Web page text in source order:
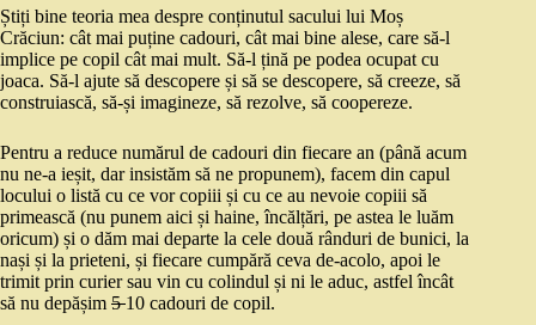
Știți bine teoria mea despre conținutul sacului lui Moș
Crăciun: cât mai puține cadouri, cât mai bine alese, care să-l
implice pe copil cât mai mult. Să-l țină pe podea ocupat cu
joaca. Să-l ajute să descopere și să se descopere, să creeze, să
construiască, să-și imagineze, să rezolve, să coopereze.
Pentru a reduce numărul de cadouri din fiecare an (până acum
nu ne-a ieșit, dar insistăm să ne propunem), facem din capul
locului o listă cu ce vor copiii și cu ce au nevoie copiii să
primească (nu punem aici și haine, încălțări, pe astea le luăm
oricum) și o dăm mai departe la cele două rânduri de bunici, la
nași și la prieteni, și fiecare cumpără ceva de-acolo, apoi le
trimit prin curier sau vin cu colindul și ni le aduc, astfel încât
să nu depășim 510 cadouri de copil.